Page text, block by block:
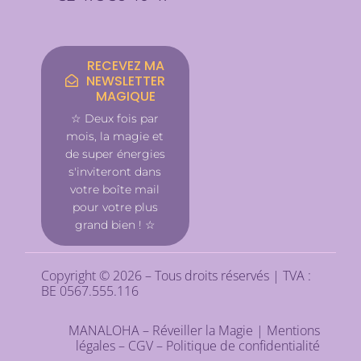
RECEVEZ MA
NEWSLETTER
MAGIQUE
☆ Deux fois par
mois, la magie et
de super énergies
s'inviteront dans
votre boîte mail
pour votre plus
grand bien ! ☆
Copyright © 2026 – Tous droits réservés | TVA :
BE 0567.555.116
MANALOHA – Réveiller la Magie | Mentions
légales– CGV– Politique de confidentialité